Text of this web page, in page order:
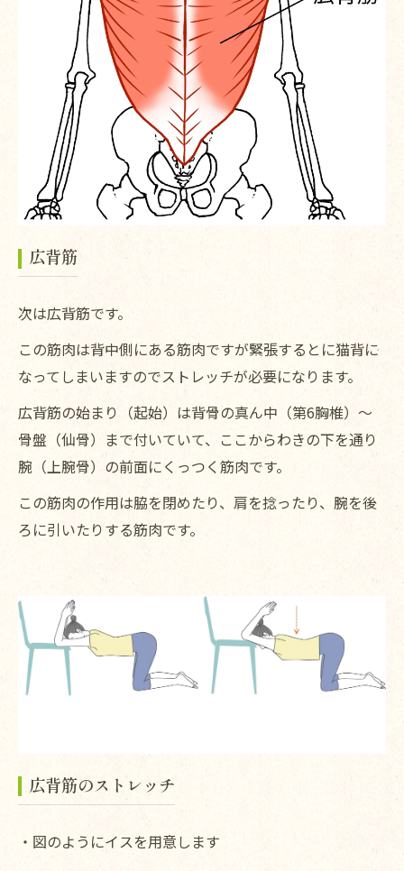
広背筋
次は広背筋です。
この筋肉は背中側にある筋肉ですが緊張するとに猫背に
なってしまいますのでストレッチが必要になります。
広背筋の始まり（起始）は背骨の真ん中（第6胸椎）～
骨盤（仙骨）まで付いていて、ここからわきの下を通り
腕（上腕骨）の前面にくっつく筋肉です。
この筋肉の作用は脇を閉めたり、肩を捻ったり、腕を後
ろに引いたりする筋肉です。
広背筋のストレッチ
・図のようにイスを用意します